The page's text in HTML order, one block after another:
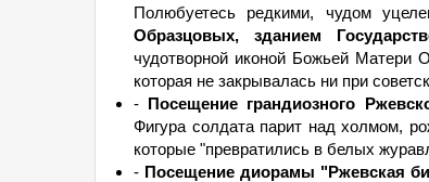
Полюбуетесь редкими, чудом
Образцовых, зданием
чудотворной иконой Божьей Матери
которая не закрывалась ни при
- Посещение грандиозного
Фигура солдата парит над холмом,
которые "превратились в белых
- Посещение диорамы "Ржевская